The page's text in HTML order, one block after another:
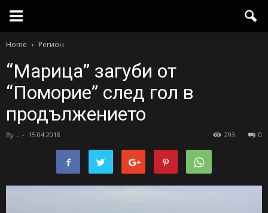
Home Регион
“Марица” загуби от
“Поморие” след гол в
продължението
By . - 15.04.2018 0
293